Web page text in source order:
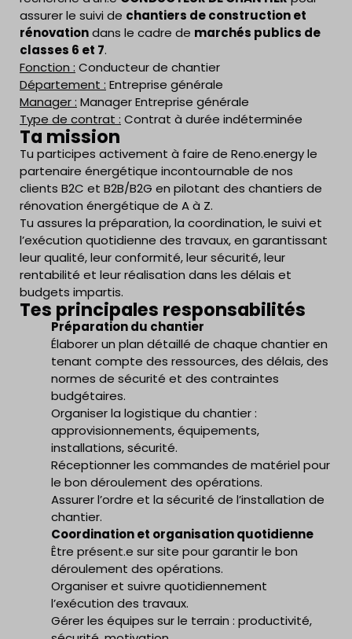
assurer le suivi de chantiers de construction et
rénovationdans le cadre de marchés publics de
classes 6 et 7.
Fonction : Conducteur de chantier
Département : Entreprise générale
Manager : Manager Entreprise générale
Type de contrat : Contrat à durée indéterminée
Ta mission
Tu participes activement à faire de Reno.energy le
partenaire énergétique incontournable de nos
clients B2C et B2B/B2G en pilotant des chantiers de
rénovation énergétique de A à Z.
Tu assures la préparation, la coordination, le suivi et
l’exécution quotidienne des travaux, en garantissant
leur qualité, leur conformité, leur sécurité, leur
rentabilité et leur réalisation dans les délais et
budgets impartis.
Tes principales responsabilités
Préparation du chantier
Élaborer un plan détaillé de chaque chantier en
tenant compte des ressources, des délais, des
normes de sécurité et des contraintes
budgétaires.
Organiser la logistique du chantier :
approvisionnements, équipements,
installations, sécurité.
Réceptionner les commandes de matériel pour
le bon déroulement des opérations.
Assurer l’ordre et la sécurité de l’installation de
chantier.
Coordination et organisation quotidienne
Être présent.e sur site pour garantir le bon
déroulement des opérations.
Organiser et suivre quotidiennement
l’exécution des travaux.
Gérer les équipes sur le terrain : productivité,